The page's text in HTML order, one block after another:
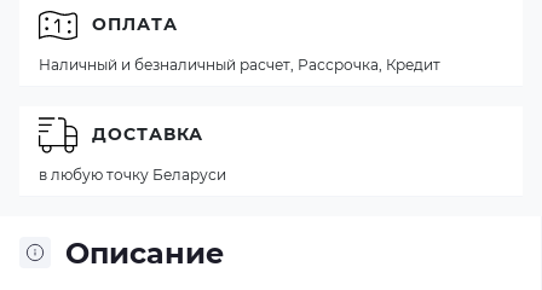
Описание
ОПЛАТА
Наличный и безналичный расчет, Рассрочка, Кредит
ДОСТАВКА
в любую точку Беларуси